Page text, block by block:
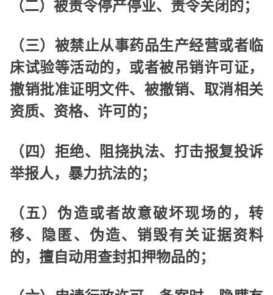
（二）被责令停产停业、责令关闭的；
（三）被禁止从事药品生产经营或者临
床试验等活动的，或者被吊销许可证，
撤销批准证明文件、被撤销、取消相关
资质、资格、许可的；
（四）拒绝、阻挠执法、打击报复投诉
举报人，暴力抗法的；
（五）伪造或者故意破坏现场的，转
移、隐匿、伪造、销毁有关证据资料
的，擅自动用查封扣押物品的；